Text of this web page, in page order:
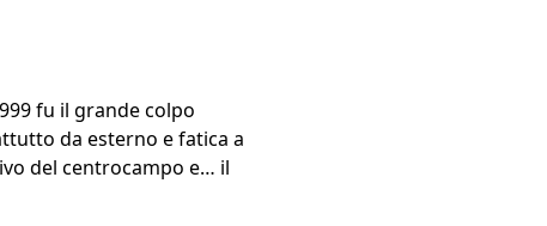
fu il grande colpo
da esterno e fatica a
del centrocampo e… il